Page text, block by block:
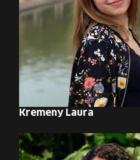
Kremeny Laura